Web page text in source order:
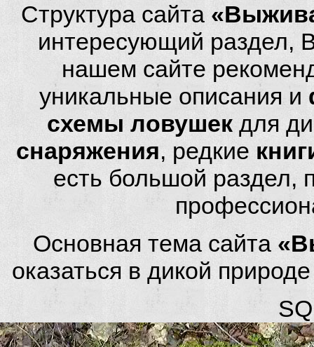
Структура сайта
интересующий раздел,
нашем сайте
уникальные описания и
схемы ловушек для
снаряжения, редкие
есть большой
Основная тема сайта
оказаться в дикой